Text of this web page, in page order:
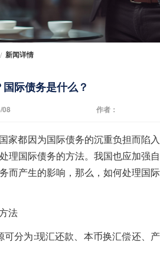
/ 新闻详情
际债务是什么？
08 作者：
都因为国际债务的沉重负担而陷入
理国际债务的方法。我国也应加强自
而产生的影响，那么，如何处理国际
法
分为:现汇还款、本币换汇偿还、产